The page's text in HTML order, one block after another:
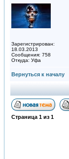
Зарегистрирован:
18.03.2013
Сообщения: 758
Откуда: Уфа
Вернуться к началу
Страница 1 из 1